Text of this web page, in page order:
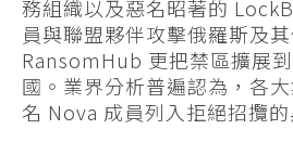
務組織以及惡名昭著的
員與聯盟夥伴攻擊俄羅斯及其
RansomHub 更把禁區擴展
國。業界分析普遍認為，各
名 Nova 成員列入拒絕招攬的